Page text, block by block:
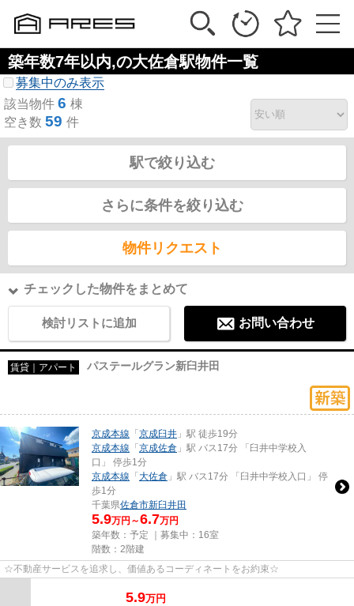
築年数7年以内,の大佐倉駅物件一覧
募集中のみ表示
該当物件 6 棟
空き数 59 件
駅で絞り込む
さらに条件を絞り込む
物件リクエスト
チェックした物件をまとめて
検討リストに追加 お問い合わせ
賃貸｜アパート パステールグラン新臼井田
京成本線 「京成臼井 」駅 徒歩19分
京成本線 「京成佐倉 」駅 バス17分 「臼井中学校入
口」 停歩1分
京成本線 「大佐倉 」駅 バス17分 「臼井中学校入口」 停
歩1分
千葉県佐倉市新臼井田
5.9万円～6.7万円
築年数：予定 ｜募集中： 16室
階数：2階建
☆不動産サービスを追求し、価値あるコーディネートをお約束☆
5.9万円